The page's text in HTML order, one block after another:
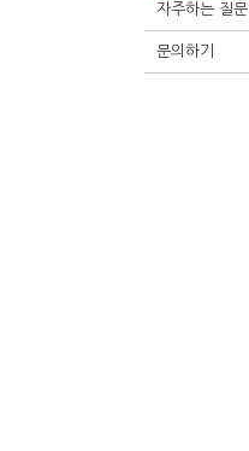
자주하는 질문
문의하기